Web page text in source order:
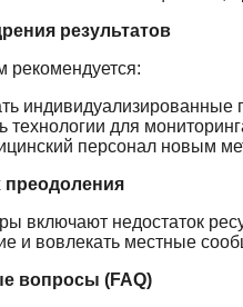
результатов
рекомендуется:
индивидуализированные
технологии для
персонал новым
преодоления
включают недостаток
и вовлекать местные
вопросы (FAQ)